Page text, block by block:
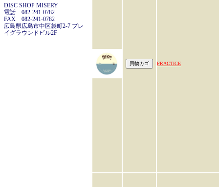
DISC SHOP MISERY
電話 082-241-0782
FAX 082-241-0782
広島県広島市中区袋町2-7 プレ
イグラウンドビル2F
PRACTICE